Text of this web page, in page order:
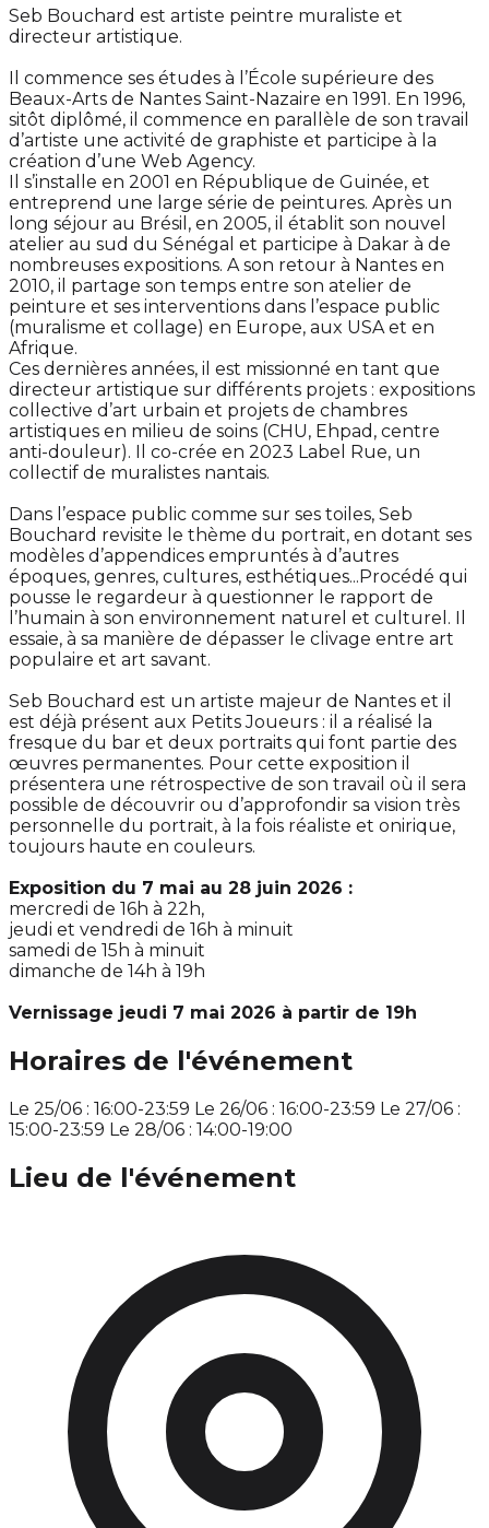
Seb Bouchard est artiste peintre muraliste et
directeur artistique.
Il commence ses études à l’École supérieure des
Beaux-Arts de Nantes Saint-Nazaire en 1991. En 1996,
sitôt diplômé, il commence en parallèle de son travail
d’artiste une activité de graphiste et participe à la
création d’une Web Agency.
Il s’installe en 2001 en République de Guinée, et
entreprend une large série de peintures. Après un
long séjour au Brésil, en 2005, il établit son nouvel
atelier au sud du Sénégal et participe à Dakar à de
nombreuses expositions. A son retour à Nantes en
2010, il partage son temps entre son atelier de
peinture et ses interventions dans l’espace public
(muralisme et collage) en Europe, aux USA et en
Afrique.
Ces dernières années, il est missionné en tant que
directeur artistique sur différents projets : expositions
collective d’art urbain et projets de chambres
artistiques en milieu de soins (CHU, Ehpad, centre
anti-douleur). Il co-crée en 2023 Label Rue, un
collectif de muralistes nantais.
Dans l’espace public comme sur ses toiles, Seb
Bouchard revisite le thème du portrait, en dotant ses
modèles d’appendices empruntés à d’autres
époques, genres, cultures, esthétiques...Procédé qui
pousse le regardeur à questionner le rapport de
l’humain à son environnement naturel et culturel. Il
essaie, à sa manière de dépasser le clivage entre art
populaire et art savant.
Seb Bouchard est un artiste majeur de Nantes et il
est déjà présent aux Petits Joueurs : il a réalisé la
fresque du bar et deux portraits qui font partie des
œuvres permanentes. Pour cette exposition il
présentera une rétrospective de son travail où il sera
possible de découvrir ou d’approfondir sa vision très
personnelle du portrait, à la fois réaliste et onirique,
toujours haute en couleurs.
Exposition du 7 mai au 28 juin 2026 :
mercredi de 16h à 22h,
jeudi et vendredi de 16h à minuit
samedi de 15h à minuit
dimanche de 14h à 19h
Vernissage jeudi 7 mai 2026 à partir de 19h
Horaires de l'événement
Le 25/06 : 16:00-23:59 Le 26/06 : 16:00-23:59 Le 27/06 :
15:00-23:59 Le 28/06 : 14:00-19:00
Lieu de l'événement